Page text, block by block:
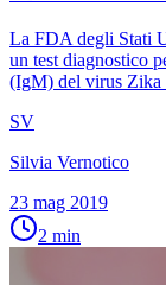
La FDA degli Stati
un test diagnostico
(IgM) del virus Zika
SV
Silvia Vernotico
23 mag 2019
2 min